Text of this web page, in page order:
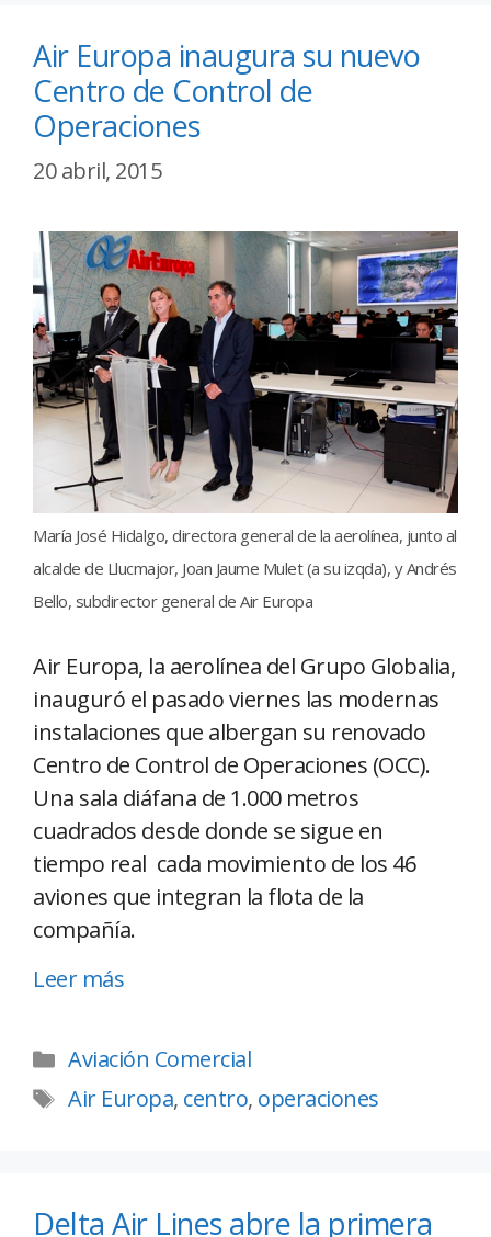
Air Europa inaugura su nuevo
Centro de Control de
Operaciones
20 abril, 2015
María José Hidalgo, directora general de la aerolínea, junto al
alcalde de Llucmajor, Joan Jaume Mulet (a su izqda), y Andrés
Bello, subdirector general de Air Europa
Air Europa, la aerolínea del Grupo Globalia,
inauguró el pasado viernes las modernas
instalaciones que albergan su renovado
Centro de Control de Operaciones (OCC).
Una sala diáfana de 1.000 metros
cuadrados desde donde se sigue en
tiempo real cada movimiento de los 46
aviones que integran la flota de la
compañía.
Leer más
Aviación Comercial
Air Europa, centro, operaciones
Delta Air Lines abre la primera